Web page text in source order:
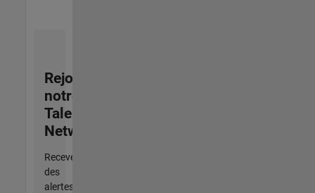
Rejoignez
notre
Talent
Network
Recevez
des
alertes